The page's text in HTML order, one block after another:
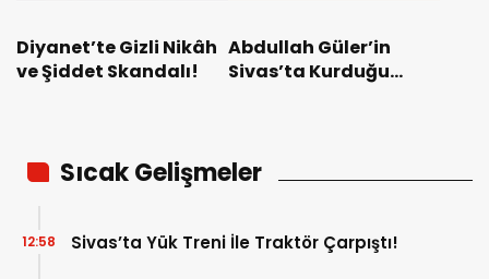
Diyanet’te Gizli Nikâh
ve Şiddet Skandalı!
Abdullah Güler’in
Sivas’ta Kurduğu
Sıcak Gelişmeler
Sivas’ta Yük Treni İle Traktör Çarpıştı!
12:58